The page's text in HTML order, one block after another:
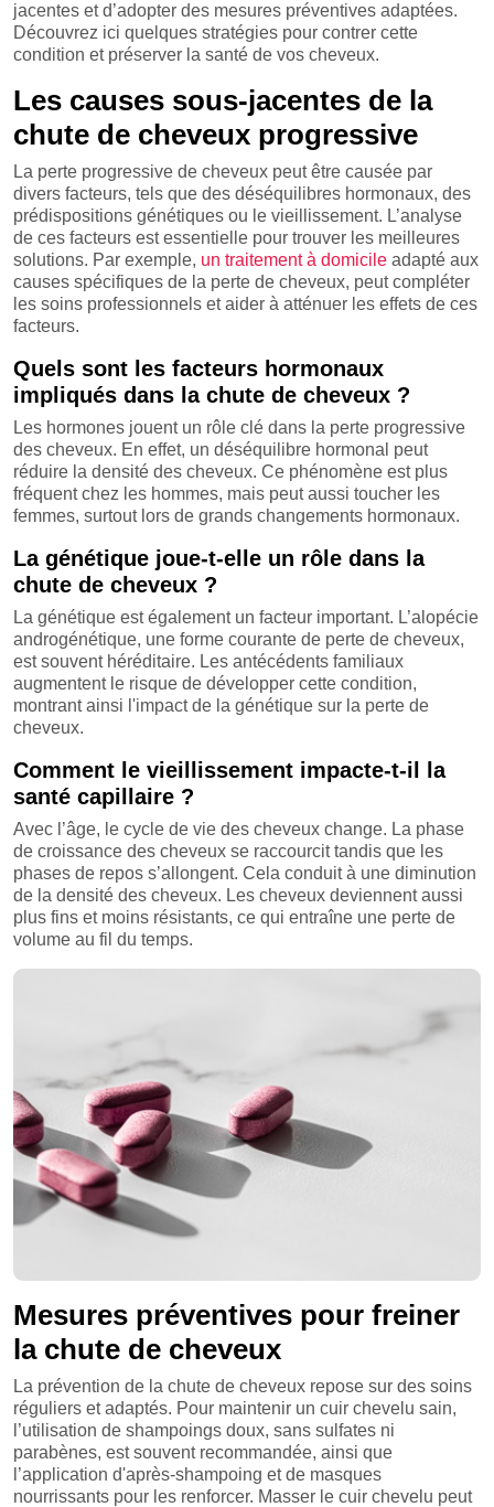
jacentes et d’adopter des mesures préventives adaptées.
Découvrez ici quelques stratégies pour contrer cette
condition et préserver la santé de vos cheveux.
Les causes sous-jacentes de la
chute de cheveux progressive
La perte progressive de cheveux peut être causée par
divers facteurs, tels que des déséquilibres hormonaux, des
prédispositions génétiques ou le vieillissement. L’analyse
de ces facteurs est essentielle pour trouver les meilleures
solutions. Par exemple, un traitement à domicile adapté aux
causes spécifiques de la perte de cheveux, peut compléter
les soins professionnels et aider à atténuer les effets de ces
facteurs.
Quels sont les facteurs hormonaux
impliqués dans la chute de cheveux ?
Les hormones jouent un rôle clé dans la perte progressive
des cheveux. En effet, un déséquilibre hormonal peut
réduire la densité des cheveux. Ce phénomène est plus
fréquent chez les hommes, mais peut aussi toucher les
femmes, surtout lors de grands changements hormonaux.
La génétique joue-t-elle un rôle dans la
chute de cheveux ?
La génétique est également un facteur important. L’alopécie
androgénétique, une forme courante de perte de cheveux,
est souvent héréditaire. Les antécédents familiaux
augmentent le risque de développer cette condition,
montrant ainsi l'impact de la génétique sur la perte de
cheveux.
Comment le vieillissement impacte-t-il la
santé capillaire ?
Avec l’âge, le cycle de vie des cheveux change. La phase
de croissance des cheveux se raccourcit tandis que les
phases de repos s’allongent. Cela conduit à une diminution
de la densité des cheveux. Les cheveux deviennent aussi
plus fins et moins résistants, ce qui entraîne une perte de
volume au fil du temps.
Mesures préventives pour freiner
la chute de cheveux
La prévention de la chute de cheveux repose sur des soins
réguliers et adaptés. Pour maintenir un cuir chevelu sain,
l’utilisation de shampoings doux, sans sulfates ni
parabènes, est souvent recommandée, ainsi que
l’application d'après-shampoing et de masques
nourrissants pour les renforcer. Masser le cuir chevelu peut